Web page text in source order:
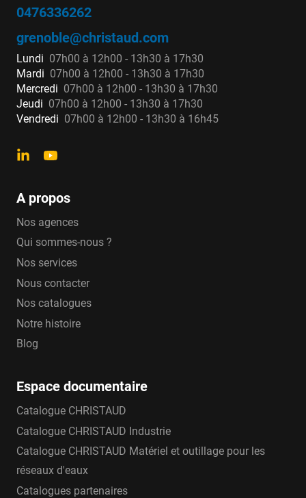
0476336262
grenoble@christaud.com
Lundi 07h00 à 12h00 - 13h30 à 17h30
Mardi 07h00 à 12h00 - 13h30 à 17h30
Mercredi 07h00 à 12h00 - 13h30 à 17h30
Jeudi 07h00 à 12h00 - 13h30 à 17h30
Vendredi 07h00 à 12h00 - 13h30 à 16h45
A propos
Nos agences
Qui sommes-nous ?
Nos services
Nous contacter
Nos catalogues
Notre histoire
Blog
Espace documentaire
Catalogue CHRISTAUD
Catalogue CHRISTAUD Industrie
Catalogue CHRISTAUD Matériel et outillage pour les
réseaux d'eaux
Catalogues partenaires